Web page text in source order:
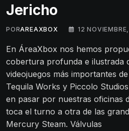
Jericho
PORAREAXBOX 12
En ÁreaXbox nos hemos
cobertura profunda e ilustrada
videojuegos más importantes
Tequila Works y Piccolo
en pasar por nuestras oficinas
toca el turno a otra de las
Mercury Steam. Válvulas